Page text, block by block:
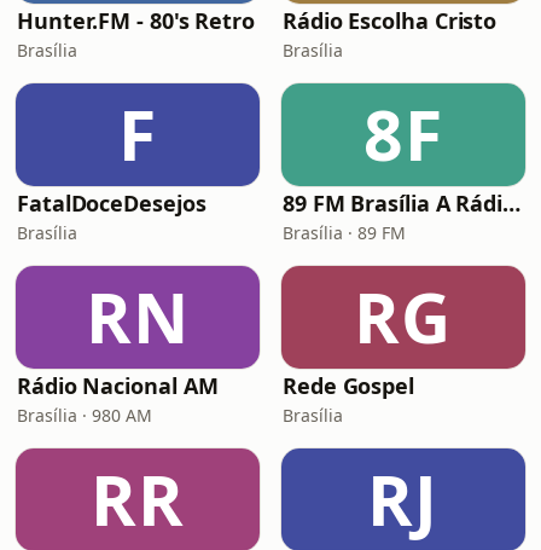
Hunter.FM - 80's Retro
Brasília
Rádio Escolha Cristo
Brasília
F
FatalDoceDesejos
Brasília
8F
89 FM Brasília A Rádio Rock
Brasília · 89 FM
RN
Rádio Nacional AM
Brasília · 980 AM
RG
Rede Gospel
Brasília
RR RJ